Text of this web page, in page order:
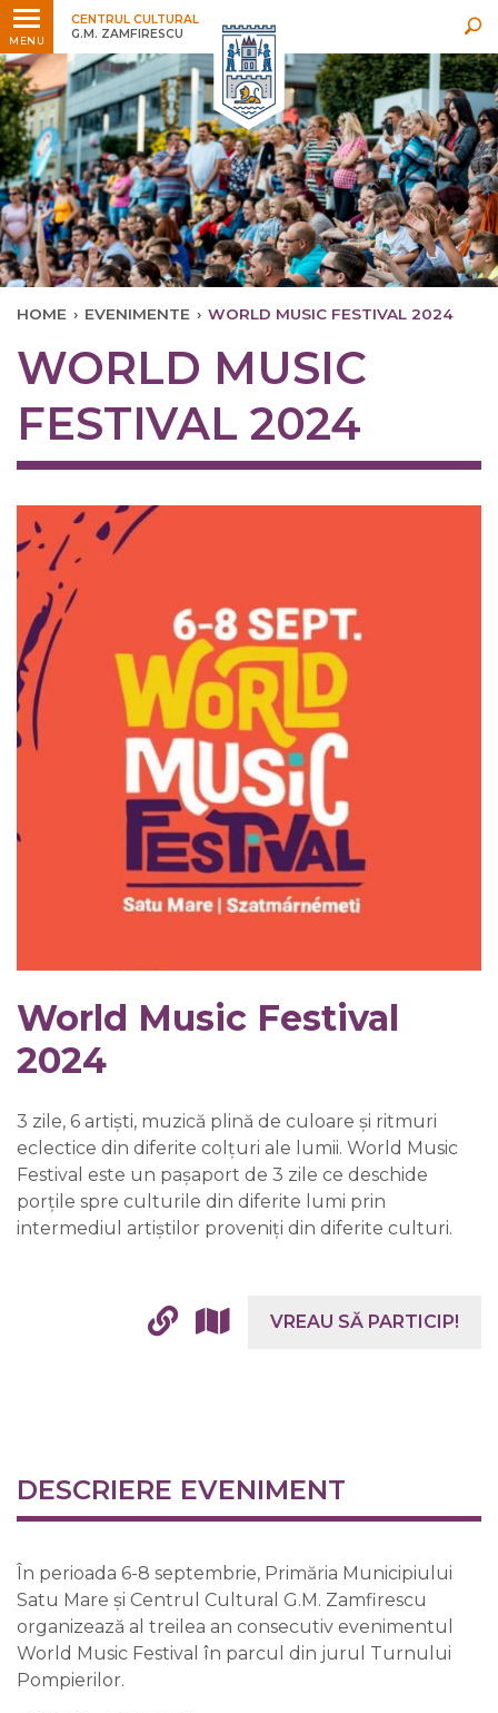
MENU
CENTRUL CULTURAL
G.M. ZAMFIRESCU
Ultimele
HOME › EVENIMENTE › WORLD MUSIC FESTIVAL 2024
WORLD MUSIC
FESTIVAL 2024
World Music Festival
2024
3 zile, 6 artiști, muzică plină de culoare și ritmuri
eclectice din diferite colțuri ale lumii. World Music
Festival este un pașaport de 3 zile ce deschide
porțile spre culturile din diferite lumi prin
intermediul artiștilor proveniți din diferite culturi.
VREAU SĂ PARTICIP!
DESCRIERE EVENIMENT
În perioada 6-8 septembrie, Primăria Municipiului
Satu Mare și Centrul Cultural G.M. Zamfirescu
organizează al treilea an consecutiv evenimentul
World Music Festival în parcul din jurul Turnului
Pompierilor.